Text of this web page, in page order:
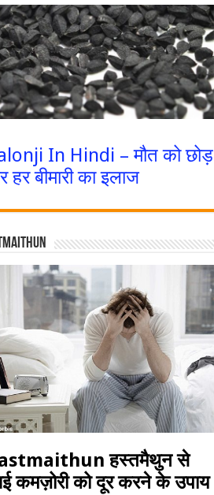
In Hindi – मौत को छोड़
हर बीमारी का इलाज
हस्तमैथुन से
कमज़ोरी को दूर करने के उपाय